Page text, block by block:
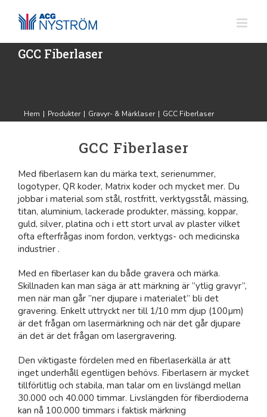
innehållet
GCC Fiberlaser
Hem | Produkter | Gravyr- & Märklaser | GCC Fiberlaser
GCC Fiberlaser
Med fiberlasern kan du märka text, serienummer,
logotyper, QR koder, Matrix koder och mycket mer. Du
jobbar i material som stål, rostfritt, verktygsstål, mässing,
titan, aluminium, lackerade produkter, mässing, koppar,
guld, silver, platina och i ett stort urval av plaster vilket
ofta efterfrågas inom fordon, verktygs- och medicinska
industrier .
Med en fiberlaser kan du både gravera och märka.
Skillnaden kan man säga är att märkning är ”ytlig gravyr”,
men när man går ”ner djupare i materialet” bli det
gravering. Enkelt uttryckt ner till 1/10 mm djup (100µm)
är det frågan om lasermärkning och när det går djupare
än det är det frågan om lasergravering.
Den viktigaste fördelen med en fiberlaserkälla är att
inget underhåll egentligen behövs. Fiberlasern är mycket
tillförlitlig och stabila, man talar om en livslängd mellan
30.000 och 40.000 timmar. Livslängden för fiberdioderna
kan nå 100.000 timmars i faktisk märkning